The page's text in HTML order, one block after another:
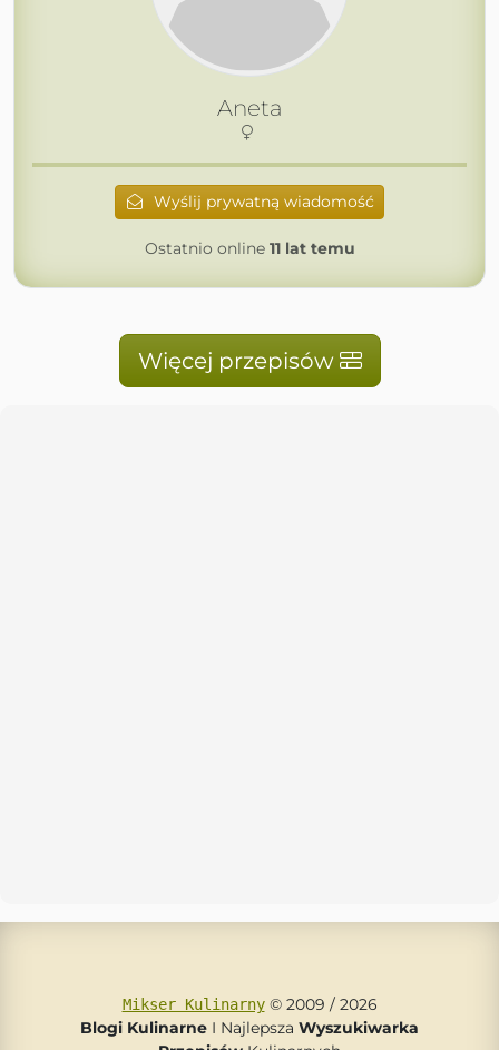
Aneta
Wyślij prywatną wiadomość
Ostatnio online 11 lat temu
Więcej przepisów
Mikser Kulinarny© 2009 / 2026
Blogi Kulinarne I Najlepsza Wyszukiwarka